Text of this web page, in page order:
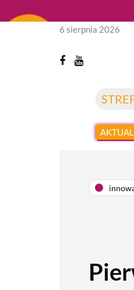
6 sierpnia 2026